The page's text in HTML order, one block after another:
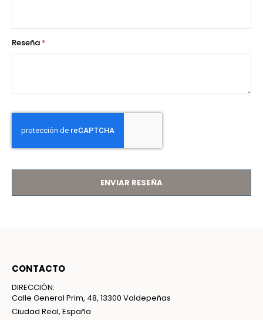
Reseña
ENVIAR RESEÑA
CONTACTO
DIRECCIÓN:
Calle General Prim, 48, 13300 Valdepeñas
Ciudad Real, España